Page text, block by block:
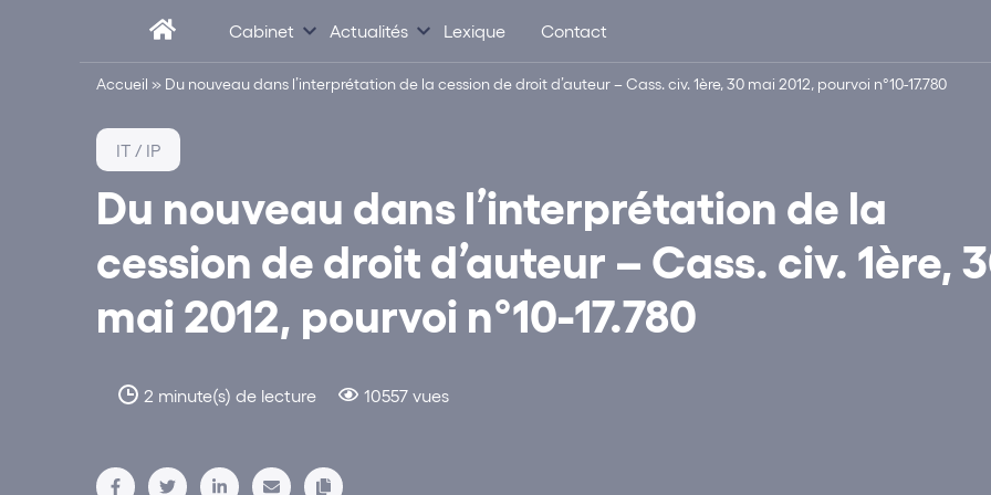
Cabinet Actualités Lexique Contact
Accueil » Du nouveau dans l’interprétation de la cession de droit d’auteur – Cass. civ. 1ère, 30 mai 2012, pourvoi n°10-17.780
Du nouveau dans l’interprétation de la
cession de droit d’auteur – Cass. civ. 1ère,
mai 2012, pourvoi n°10-17.780
2 minute(s) de lecture 10557 vues
IT / IP